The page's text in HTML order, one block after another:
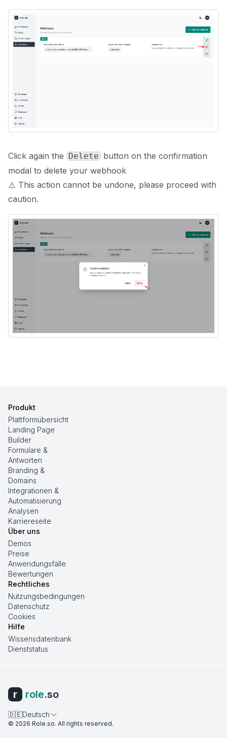
Click again the Delete button on the confirmation
modal to delete your webhook
⚠️ This action cannot be undone, please proceed with
caution.
Produkt
Plattformübersicht
Landing Page
Builder
Formulare &
Antworten
Branding &
Domains
Integrationen &
Automatisierung
Analysen
Karriereseite
Über uns
Demos
Preise
Anwendungsfälle
Bewertungen
Rechtliches
Nutzungsbedingungen
Datenschutz
Cookies
Hilfe
Wissensdatenbank
Dienststatus
r role.so
🇩🇪Deutsch
© 2026 Role.so. All rights reserved.